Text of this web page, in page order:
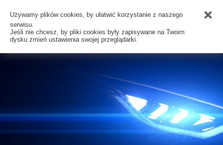
Używamy plików cookies, by ułatwić korzystanie z naszego
serwisu.
Jeśli nie chcesz, by pliki cookies były zapisywane na Twoim
dysku zmień ustawienia swojej przeglądarki.